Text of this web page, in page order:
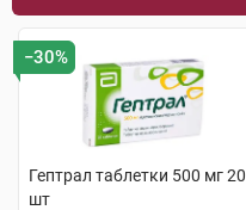
−30%
Гептрал таблетки 500 мг 20
шт